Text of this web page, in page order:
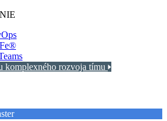
komplexného rozvoja tímu